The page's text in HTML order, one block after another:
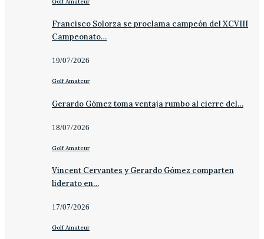
Francisco Solorza se proclama campeón del XCVIII
Campeonato…
19/07/2026
Golf Amateur
Gerardo Gómez toma ventaja rumbo al cierre del…
18/07/2026
Golf Amateur
Vincent Cervantes y Gerardo Gómez comparten
liderato en…
17/07/2026
Golf Amateur